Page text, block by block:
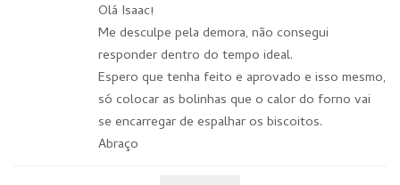
Olá Isaac!
Me desculpe pela demora, não consegui
responder dentro do tempo ideal.
Espero que tenha feito e aprovado e isso mesmo,
só colocar as bolinhas que o calor do forno vai
se encarregar de espalhar os biscoitos.
Abraço